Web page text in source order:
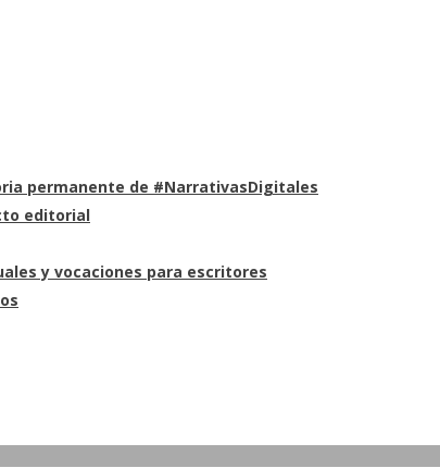
permanente de #NarrativasDigitales
editorial
y vocaciones para escritores